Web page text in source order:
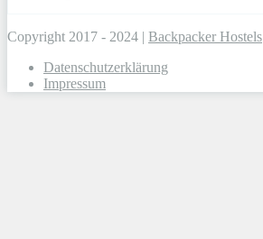
Copyright 2017 - 2024 | Backpacker Hostels
Datenschutzerklärung
Impressum